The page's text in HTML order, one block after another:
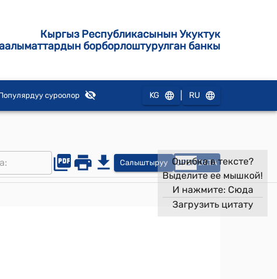
Кыргыз Республикасынын Укуктук
борборлоштурулган банкы
суроолор KG RU
Салыштыруу OPEN DATA
Ошибка в тексте?
Выделите ее мышкой!
И нажмите: Сюда
Загрузить цитату